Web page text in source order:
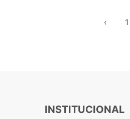
‹ 1
INSTITUCIONAL